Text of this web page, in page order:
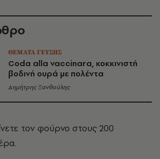
ΘΕΜΑΤΑ ΓΕΥΣΗΣ
Coda alla vaccinara, κοκκινιστή
βοδινή ουρά με πολέντα
Δημήτρης Ξανθούλης
τον φούρνο στους 200